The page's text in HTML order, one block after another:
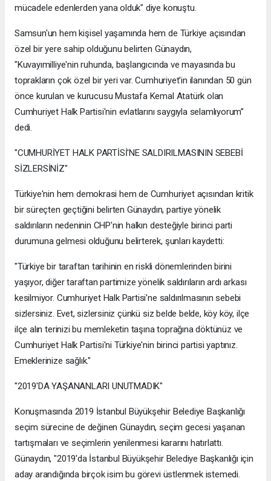
mücadele edenlerden yana olduk" diye konuştu.
Samsun'un hem kişisel yaşamında hem de Türkiye açısından
özel bir yere sahip olduğunu belirten Günaydın,
"Kuvayımilliye'nin ruhunda, başlangıcında ve mayasında bu
toprakların çok özel bir yeri var. Cumhuriyet'in ilanından 50 gün
önce kurulan ve kurucusu Mustafa Kemal Atatürk olan
Cumhuriyet Halk Partisi'nin evlatlarını saygıyla selamlıyorum”
dedi.
"CUMHURİYET HALK PARTİSİ'NE SALDIRILMASININ SEBEBİ
SİZLERSİNİZ"
Türkiye'nin hem demokrasi hem de Cumhuriyet açısından kritik
bir süreçten geçtiğini belirten Günaydın, partiye yönelik
saldırıların nedeninin CHP'nin halkın desteğiyle birinci parti
durumuna gelmesi olduğunu belirterek, şunları kaydetti:
"Türkiye bir taraftan tarihinin en riskli dönemlerinden birini
yaşıyor, diğer taraftan partimize yönelik saldırıların ardı arkası
kesilmiyor. Cumhuriyet Halk Partisi'ne saldırılmasının sebebi
sizlersiniz. Evet, sizlersiniz çünkü siz belde belde, köy köy, ilçe
ilçe alın terinizi bu memleketin taşına toprağına döktünüz ve
Cumhuriyet Halk Partisi'ni Türkiye'nin birinci partisi yaptınız.
Emeklerinize sağlık."
"2019'DA YAŞANANLARI UNUTMADIK"
Konuşmasında 2019 İstanbul Büyükşehir Belediye Başkanlığı
seçim sürecine de değinen Günaydın, seçim gecesi yaşanan
tartışmaları ve seçimlerin yenilenmesi kararını hatırlattı.
Günaydın, "2019'da İstanbul Büyükşehir Belediye Başkanlığı için
aday arandığında birçok isim bu görevi üstlenmek istemedi.